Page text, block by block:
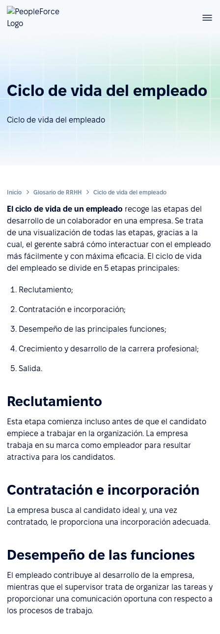
Ciclo de vida del empleado
Ciclo de vida del empleado
Inicio Glosario de RRHH Ciclo de vida del empleado
El ciclo de vida de un empleado recoge las etapas del
desarrollo de un colaborador en una empresa. Se trata
de una visualización de todas las etapas, gracias a la
cual, el gerente sabrá cómo interactuar con el empleado
más fácilmente y con máxima eficacia. El ciclo de vida
del empleado se divide en 5 etapas principales:
Reclutamiento;
Contratación e incorporación;
Desempeño de las principales funciones;
Crecimiento y desarrollo de la carrera profesional;
Salida.
Reclutamiento
Esta etapa comienza incluso antes de que el candidato
empiece a trabajar en la organización. La empresa
trabaja en su marca como empleador para resultar
atractiva para los candidatos.
Contratación e incorporación
La empresa busca al candidato ideal y, una vez
contratado, le proporciona una incorporación adecuada.
Desempeño de las funciones
El empleado contribuye al desarrollo de la empresa,
mientras que el supervisor trata de organizar las tareas y
proporcionar una comunicación oportuna con respecto a
los procesos de trabajo.